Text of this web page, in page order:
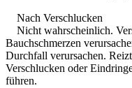
Nach Verschlucken
Nicht wahrscheinlich.
Bauchschmerzen
Durchfall verursachen.
Verschlucken oder
führen.